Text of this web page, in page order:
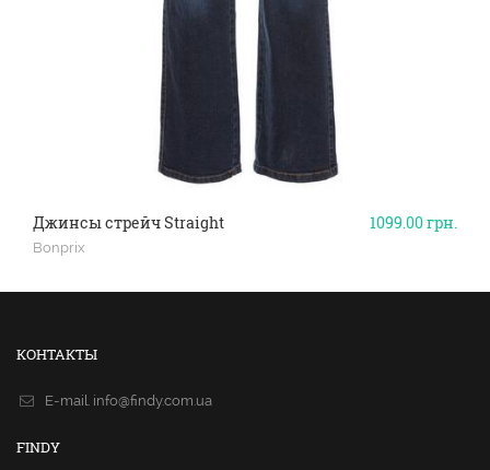
1099.00грн.
Джинсы стрейч Straight
Bonprix
КОНТАКТЫ
E-mail. info@findy.com.ua
FINDY